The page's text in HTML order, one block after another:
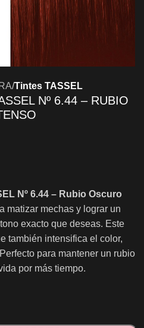
Tintes TASSEL
Nº 6.44 – RUBIO
Nº 6.44 – Rubio Oscuro
matizar mechas y lograr un
exacto que deseas. Este
también intensifica el color,
para mantener un rubio
por más tiempo.